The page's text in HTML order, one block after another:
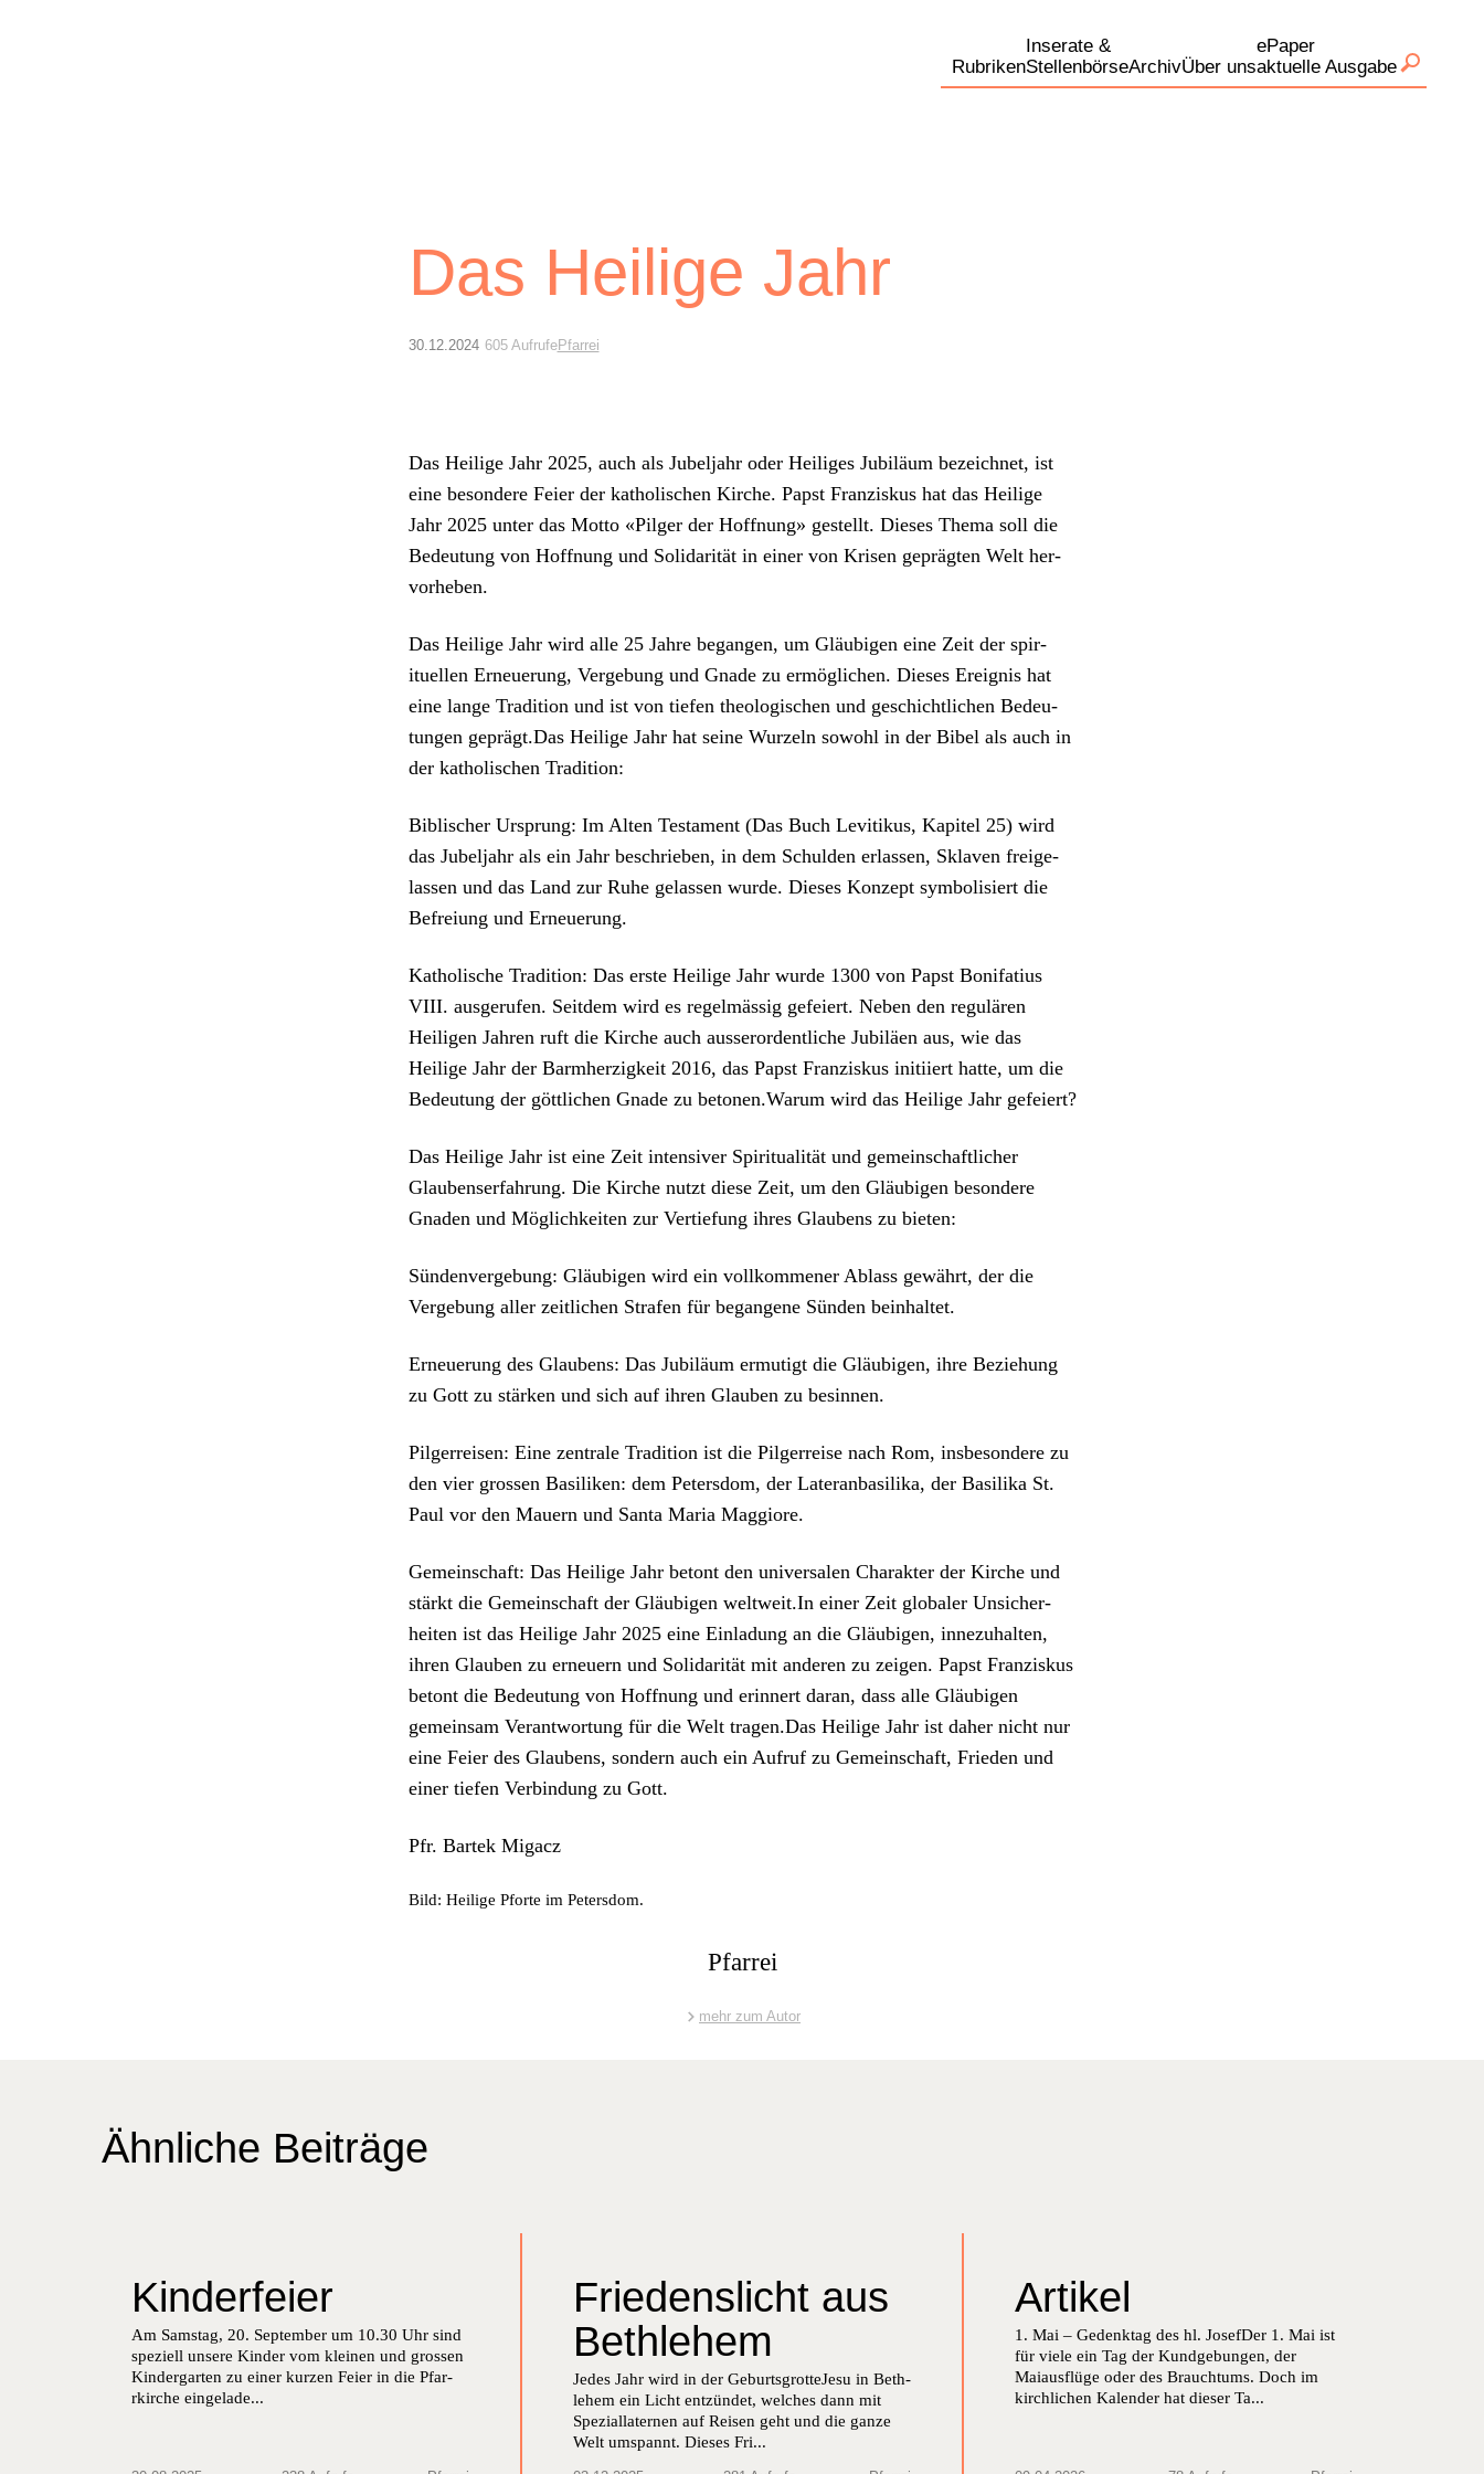
Rubriken
Inserate &
StellenbörseArchivÜber uns
ePaper
aktuelle Ausgabe
Das Heilige Jahr
30.12.2024 605 AufrufePfarrei
Das Heilige Jahr 2025, auch als Jubel­jahr oder Heiliges Jubiläum beze­ich­net, ist
eine beson­dere Feier der katholis­chen Kirche. Papst Franziskus hat das Heilige
Jahr 2025 unter das Mot­to «Pil­ger der Hoff­nung» gestellt. Dieses The­ma soll die
Bedeu­tung von Hoff­nung und Sol­i­dar­ität in ein­er von Krisen geprägten Welt her­
vorheben.
Das Heilige Jahr wird alle 25 Jahre began­gen, um Gläu­bi­gen eine Zeit der spir­
ituellen Erneuerung, Verge­bung und Gnade zu ermöglichen. Dieses Ereig­nis hat
eine lange Tra­di­tion und ist von tiefen the­ol­o­gis­chen und geschichtlichen Bedeu­
tun­gen geprägt.Das Heilige Jahr hat seine Wurzeln sowohl in der Bibel als auch in
der katholis­chen Tra­di­tion:
Bib­lis­ch­er Ursprung: Im Alten Tes­ta­ment (Das Buch Lev­i­tikus, Kapi­tel 25) wird
das Jubel­jahr als ein Jahr beschrieben, in dem Schulden erlassen, Sklaven freige­
lassen und das Land zur Ruhe gelassen wurde. Dieses Konzept sym­bol­isiert die
Befreiung und Erneuerung.
Katholis­che Tra­di­tion: Das erste Heilige Jahr wurde 1300 von Papst Boni­fatius
VIII. aus­gerufen. Seit­dem wird es regelmäs­sig gefeiert. Neben den reg­ulären
Heili­gen Jahren ruft die Kirche auch ausseror­dentliche Jubiläen aus, wie das
Heilige Jahr der Barmherzigkeit 2016, das Papst Franziskus ini­ti­iert hat­te, um die
Bedeu­tung der göt­tlichen Gnade zu betonen.Warum wird das Heilige Jahr gefeiert?
Das Heilige Jahr ist eine Zeit inten­siv­er Spir­i­tu­al­ität und gemein­schaftlich­er
Glaubenser­fahrung. Die Kirche nutzt diese Zeit, um den Gläu­bi­gen beson­dere
Gnaden und Möglichkeit­en zur Ver­tiefung ihres Glaubens zu bieten:
Sün­den­verge­bung: Gläu­bi­gen wird ein vol­lkommen­er Ablass gewährt, der die
Verge­bung aller zeitlichen Strafen für began­gene Sün­den bein­hal­tet.
Erneuerung des Glaubens: Das Jubiläum ermutigt die Gläu­bi­gen, ihre Beziehung
zu Gott zu stärken und sich auf ihren Glauben zu besin­nen.
Pil­ger­reisen: Eine zen­trale Tra­di­tion ist die Pil­ger­reise nach Rom, ins­beson­dere zu
den vier grossen Basi­liken: dem Peters­dom, der Lat­er­an­basi­li­ka, der Basi­li­ka St.
Paul vor den Mauern und San­ta Maria Mag­giore.
Gemein­schaft: Das Heilige Jahr betont den uni­ver­salen Charak­ter der Kirche und
stärkt die Gemein­schaft der Gläu­bi­gen weltweit.In ein­er Zeit glob­aler Unsicher­
heit­en ist das Heilige Jahr 2025 eine Ein­ladung an die Gläu­bi­gen, innezuhal­ten,
ihren Glauben zu erneuern und Sol­i­dar­ität mit anderen zu zeigen. Papst Franziskus
betont die Bedeu­tung von Hoff­nung und erin­nert daran, dass alle Gläu­bi­gen
gemein­sam Ver­ant­wor­tung für die Welt tragen.Das Heilige Jahr ist daher nicht nur
eine Feier des Glaubens, son­dern auch ein Aufruf zu Gemein­schaft, Frieden und
ein­er tiefen Verbindung zu Gott.
Pfr. Bartek Migacz
Bild: Heilige Pforte im Peters­dom.
Pfarrei
mehr zum Autor
Ähnliche Beiträge
Kinderfeier
Am Sam­stag, 20. Sep­tem­ber um 10.30 Uhr sind
speziell unsere Kinder vom kleinen und grossen
Kinder­garten zu ein­er kurzen Feier in die Pfar­
rkirche ein­ge­lade...
Friedenslicht aus
Bethlehem
Jedes Jahr wird in der Geburts­grotteJesu in Beth­
le­hem ein Licht entzün­det, welch­es dann mit
Spezial­later­nen auf Reisen geht und die ganze
Welt umspan­nt. Dieses Fri...
Artikel
1. Mai – Gedenk­tag des hl. JosefDer 1. Mai ist
für viele ein Tag der Kundge­bun­gen, der
Maiaus­flüge oder des Brauch­tums. Doch im
kirch­lichen Kalen­der hat dieser Ta...